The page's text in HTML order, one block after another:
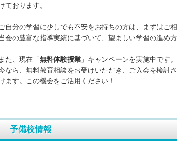
ております。
ご自分の学習に少しでも不安をお持ちの方は、まずはご相
会の豊富な指導実績に基づいて、望ましい学習の進め
また、現在「無料体験授業 」キャンペーンを実施中です。
なら、無料教育相談をお受けいただき、ご入会を検討
ます。この機会をご活用ください！
予備校情報